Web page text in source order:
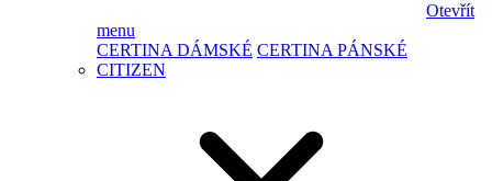
Otevřít
menu
CERTINA DÁMSKÉ CERTINA PÁNSKÉ
CITIZEN